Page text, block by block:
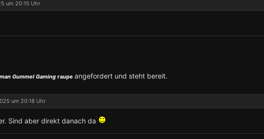
um 20:15 Uhr
Gummel Gaming raupe angefordert und steht bereit.
um 20:18 Uhr
Sind aber direkt danach da